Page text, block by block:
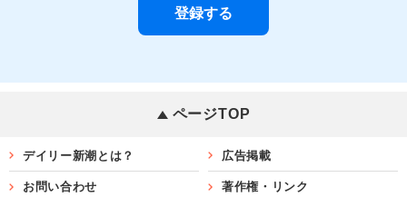
ページTOP
デイリー新潮とは？ 広告掲載
お問い合わせ 著作権・リンク